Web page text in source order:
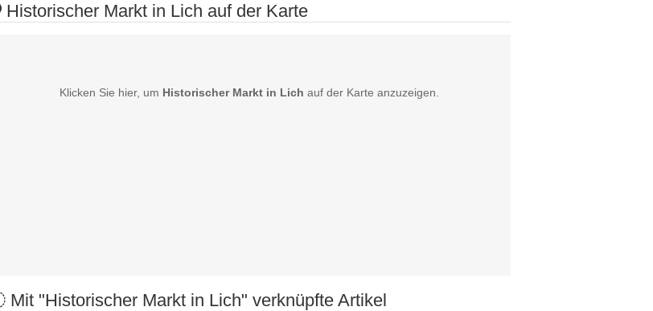
Historischer Markt in Lich auf der Karte
Klicken Sie hier, um Historischer Markt in Lich auf der Karte anzuzeigen.
Mit "Historischer Markt in Lich" verknüpfte Artikel